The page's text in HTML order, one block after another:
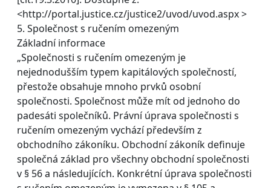
<http://portal.justice.cz/justice2/uvod/uvod.aspx >
5. Společnost s ručením omezeným
Základní informace
„Společnosti s ručením omezeným je
nejednodušším typem kapitálových společností,
přestože obsahuje mnoho prvků osobní
společnosti. Společnost může mít od jednoho do
padesáti společníků. Právní úprava společnosti s
ručením omezeným vychází především z
obchodního zákoníku. Obchodní zákoník definuje
společná základ pro všechny obchodní společnosti
v § 56 a následujících. Konkrétní úprava společnosti